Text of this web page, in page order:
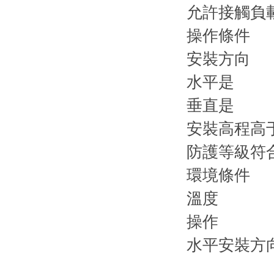
允許接觸負
操作條件
安裝方向
水平是
垂直是
安裝高程高
防護等級符
環境條件
溫度
操作
水平安裝方